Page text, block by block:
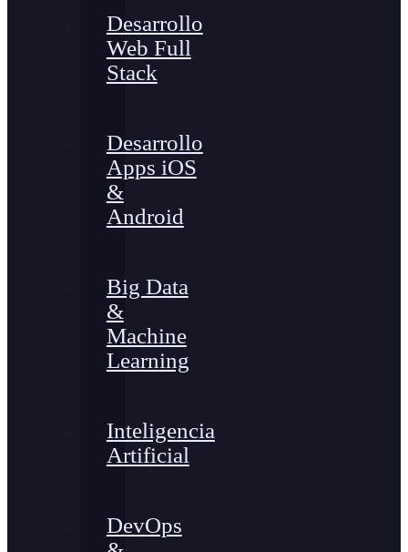
Desarrollo
Web Full
Stack
Desarrollo
Apps iOS
&
Android
Big Data
&
Machine
Learning
Inteligencia
Artificial
DevOps